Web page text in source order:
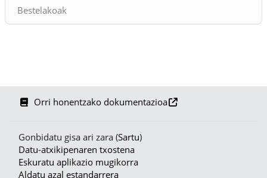
Bestelakoak
Orri honentzako dokumentazioa
Gonbidatu gisa ari zara (Sartu)
Datu-atxikipenaren txostena
Eskuratu aplikazio mugikorra
Aldatu azal estandarrera